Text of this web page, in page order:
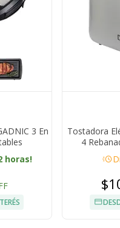
3 En
horas!
Tostadora
4
acute